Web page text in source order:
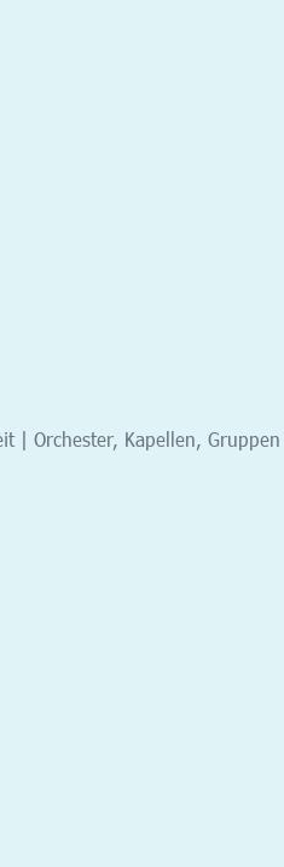
Orchester, Kapellen, Gruppen